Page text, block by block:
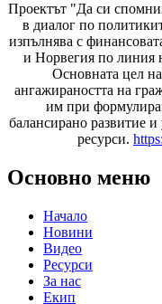
Проектът "Да си
в диалог по
изпълнява с
и Норвегия по
Основната цел
ангажираността на
им при
балансирано развитие
ресурси.
Основно меню
Начало
Новини
Видео
Ресурси
За нас
Екип